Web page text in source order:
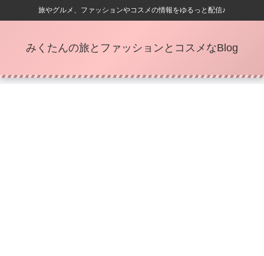
旅やグルメ、ファッションやコスメの情報をゆるっと配信♪
みくたんの旅とファッションとコスメなBlog